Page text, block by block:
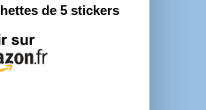
de 5 stickers